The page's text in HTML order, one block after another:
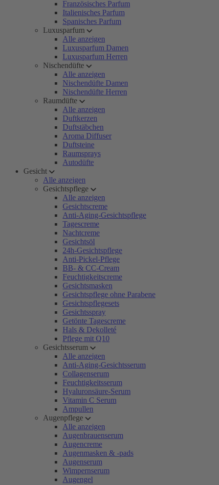
Französisches Parfum
Italienisches Parfum
Spanisches Parfum
Luxusparfum
Alle anzeigen
Luxusparfum Damen
Luxusparfum Herren
Nischendüfte
Alle anzeigen
Nischendüfte Damen
Nischendüfte Herren
Raumdüfte
Alle anzeigen
Duftkerzen
Duftstäbchen
Aroma Diffuser
Duftsteine
Raumsprays
Autodüfte
Gesicht
Alle anzeigen
Gesichtspflege
Alle anzeigen
Gesichtscreme
Anti-Aging-Gesichtspflege
Tagescreme
Nachtcreme
Gesichtsöl
24h-Gesichtspflege
Anti-Pickel-Pflege
BB- & CC-Cream
Feuchtigkeitscreme
Gesichtsmasken
Gesichtspflege ohne Parabene
Gesichtspflegesets
Gesichtsspray
Getönte Tagescreme
Hals & Dekolleté
Pflege mit Q10
Gesichtsserum
Alle anzeigen
Anti-Aging-Gesichtsserum
Collagenserum
Feuchtigkeitsserum
Hyaluronsäure-Serum
Vitamin C Serum
Ampullen
Augenpflege
Alle anzeigen
Augenbrauenserum
Augencreme
Augenmasken & -pads
Augenserum
Wimpernserum
Augengel